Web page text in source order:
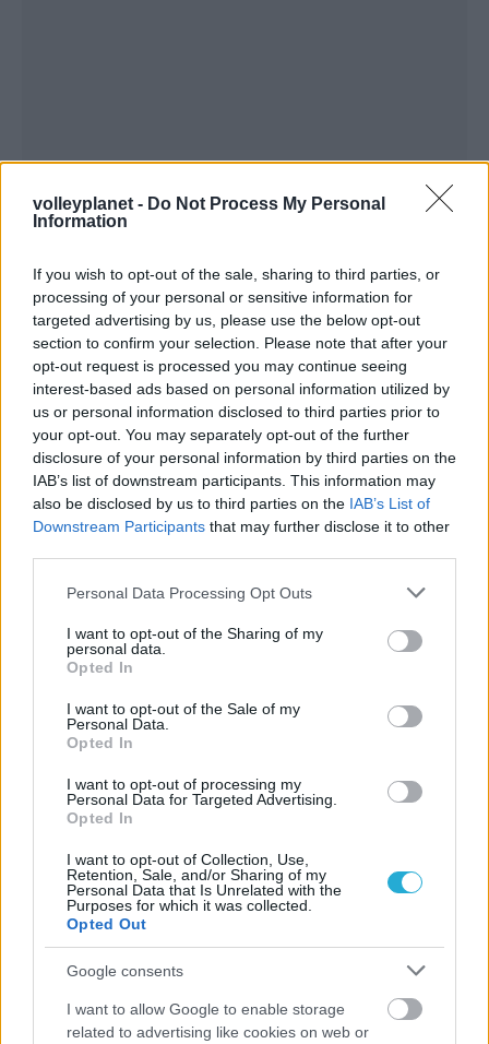
volleyplanet - Do Not Process My Personal
Information
If you wish to opt-out of the sale, sharing to third parties, or
processing of your personal or sensitive information for
targeted advertising by us, please use the below opt-out
section to confirm your selection. Please note that after your
opt-out request is processed you may continue seeing
interest-based ads based on personal information utilized by
us or personal information disclosed to third parties prior to
your opt-out. You may separately opt-out of the further
disclosure of your personal information by third parties on the
IAB’s list of downstream participants. This information may
also be disclosed by us to third parties on the IAB’s List of
Downstream Participants that may further disclose it to other
Please note that this website/app uses one or more Google
not limited to your visit or usage behaviour. You may click to
grant or deny consent to Google and its third-party tags to
use your data for below specified purposes in below Google
consent section.
Personal Data Processing Opt Outs
I want to opt-out of the Sharing of my
personal data.
Opted In
I want to opt-out of the Sale of my
Personal Data.
Opted In
I want to opt-out of processing my
Personal Data for Targeted Advertising.
Opted In
I want to opt-out of Collection, Use,
Retention, Sale, and/or Sharing of my
Personal Data that Is Unrelated with the
Purposes for which it was collected.
Opted Out
Google consents
I want to allow Google to enable storage
related to advertising like cookies on web or
ΡΟΗ ΕΙΔΗΣΕΩΝ
07/08/2026
«Αντίο» με ήττα για τις διεθνείς μας στο τουρνουά του
Ουρμπίνο
06/08/2026
Το πάλεψε μέχρι τέλους η Εθνική γυναικών κόντρα
Η FIVB σχεδιάζει να διοργανώσει το Παγκόσμιο
Πρωτάθλημα τον Δεκέμβριο – Αντιδρούν οι σύλλογοι
06/08/2026
Έτοιμη για… υψηλές πτήσεις η Μπενφίκα του Ψάρρα
Ισόπαλο το πρωτο φιλικό τεστ της Εθνικής στο
Ουρμπίνο
05/08/2026
Προς στρατηγική συνεργασία ΠΑΣΑΠΠ και